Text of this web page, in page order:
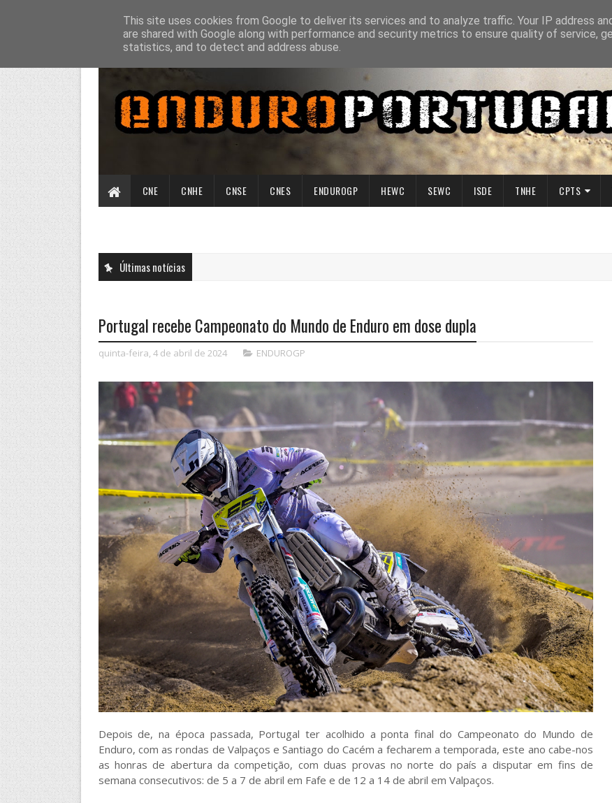
CNE CNHE CNSE CNES ENDUROGP HEWC SEWC ISDE TNHE CPTS
Últimas notícias
Portugal recebe Campeonato do Mundo de Enduro em dose dupla
quinta-feira, 4 de abril de 2024 ENDUROGP
Depois de, na época passada, Portugal ter acolhido a ponta final do Campeonato do Mundo de
Enduro, com as rondas de Valpaços e Santiago do Cacém a fecharem a temporada, este ano cabe-nos
as honras de abertura da competição, com duas provas no norte do país a disputar em fins de
semana consecutivos: de 5 a 7 de abril em Fafe e de 12 a 14 de abril em Valpaços.
This site uses cookies from Google to deliver its services and to analyze traffic. Your IP address
are shared with Google along with performance and security metrics to ensure quality of service,
statistics, and to detect and address abuse.